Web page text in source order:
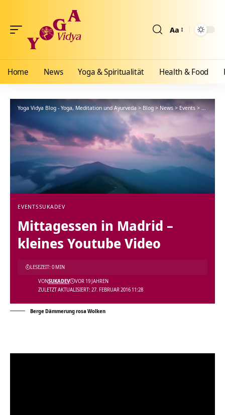
Aa
Home News Yoga & Spiritualität Health & Food
Yoga Vidya Blog - Yoga, Meditation und Ayurveda>Blog>News> Events>
EVENTSSUKADEV
Mittagessen in Madrid –
kleines Youtube Video
ZULETZT AKTUALISIERT: 27. FEBRUAR 2016 11:28
VONSUKADEV VOR 19 JAHREN
LESEZEIT: 0 MIN
Berge Dämmerung rosa Wolken